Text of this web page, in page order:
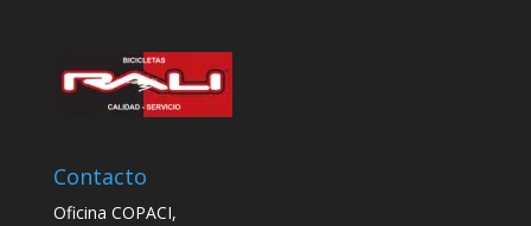
Contacto
Oficina COPACI,